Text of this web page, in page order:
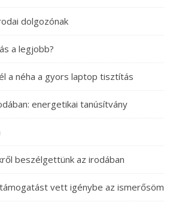
dolgozónak
a legjobb?
a néha a gyors laptop tisztítás
energetikai tanúsítvány
beszélgettünk az irodában
vett igénybe az ismerősöm